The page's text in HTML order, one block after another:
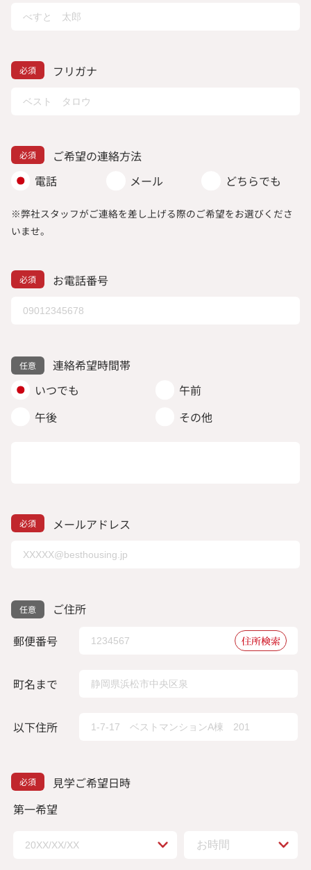
フリガナ
ご希望の連絡方法
電話
メール どちらでも
※弊社スタッフがご連絡を差し上げる際のご希望をお選びくださ
いませ。
お電話番号
連絡希望時間帯
いつでも
午前
午後
その他
メールアドレス
ご住所
郵便番号
住所検索
町名まで
以下住所
見学ご希望日時
第一希望